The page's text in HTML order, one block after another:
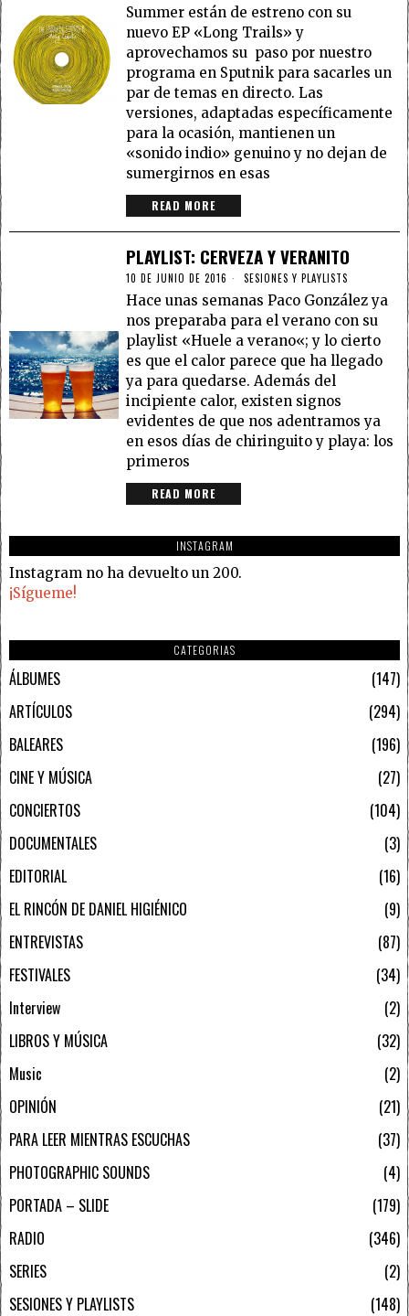
Summer están de estreno con su
nuevo EP «Long Trails» y
aprovechamos su paso por nuestro
programa en Sputnik para sacarles un
par de temas en directo. Las
versiones, adaptadas específicamente
para la ocasión, mantienen un
«sonido indio» genuino y no dejan de
sumergirnos en esas
READ MORE
PLAYLIST: CERVEZA Y VERANITO
10 DE JUNIO DE 2016 SESIONES Y PLAYLISTS
Hace unas semanas Paco González ya
nos preparaba para el verano con su
playlist «Huele a verano«; y lo cierto
es que el calor parece que ha llegado
ya para quedarse. Además del
incipiente calor, existen signos
evidentes de que nos adentramos ya
en esos días de chiringuito y playa: los
primeros
READ MORE
INSTAGRAM
Instagram no ha devuelto un 200.
¡Sígueme!
CATEGORIAS
ÁLBUMES
147
ARTÍCULOS
294
BALEARES
196
CINE Y MÚSICA
27
CONCIERTOS
104
DOCUMENTALES
3
EDITORIAL
16
EL RINCÓN DE DANIEL HIGIÉNICO
9
ENTREVISTAS
87
FESTIVALES
34
Interview
2
LIBROS Y MÚSICA
32
Music
2
OPINIÓN
21
PARA LEER MIENTRAS ESCUCHAS
37
PHOTOGRAPHIC SOUNDS
4
PORTADA – SLIDE
179
RADIO
346
SERIES
2
SESIONES Y PLAYLISTS
148